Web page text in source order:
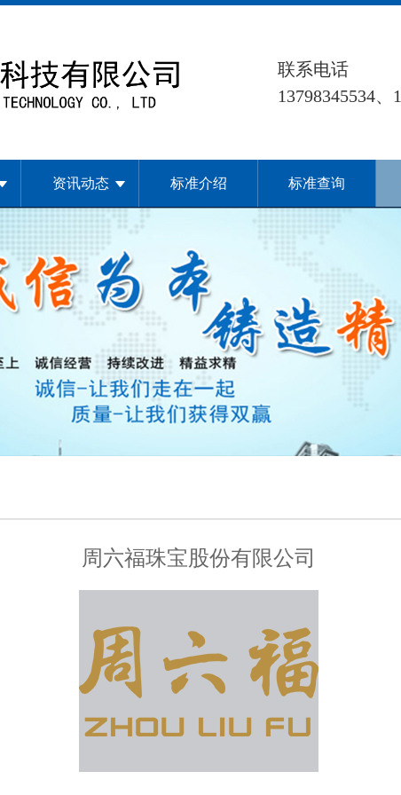
联系电话
13798345534、
资讯动态 标准介绍 标准查询
周六福珠宝股份有限公司